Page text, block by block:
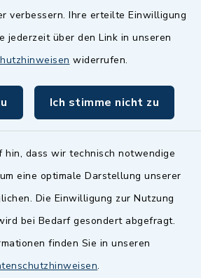
verbessern. Ihre erteilte Einwilligung
jederzeit über den Link in unseren
widerrufen.
Ich stimme nicht zu
hin, dass wir technisch notwendige
eine optimale Darstellung unserer
Die Einwilligung zur Nutzung
bei Bedarf gesondert abgefragt.
finden Sie in unseren
.